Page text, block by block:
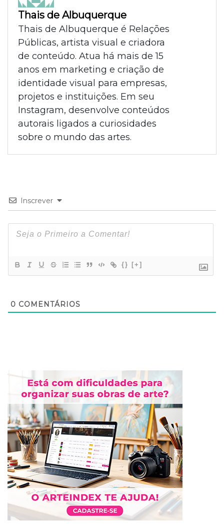
Thais de Albuquerque
Thais de Albuquerque é Relações
Públicas, artista visual e criadora
de conteúdo. Atua há mais de 15
anos em marketing e criação de
identidade visual para empresas,
projetos e instituições. Em seu
Instagram, desenvolve conteúdos
autorais ligados a curiosidades
sobre o mundo das artes.
Inscrever
{} [+]
0 COMENTÁRIOS